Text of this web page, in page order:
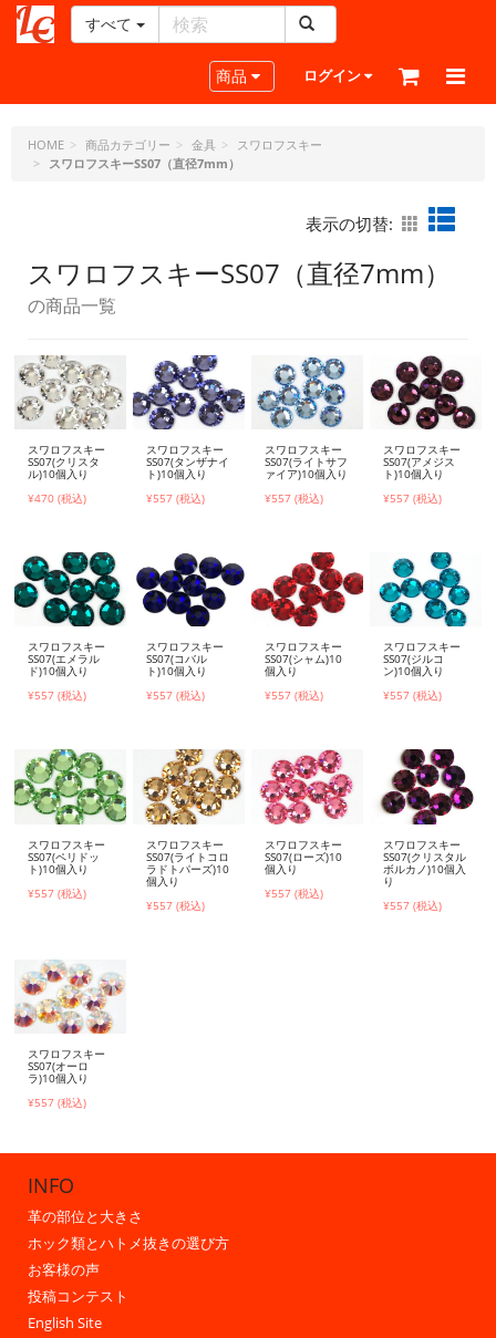
ー
ラ
フ
ト・
ジ
ェ
ピ
ー
すべて
Toggle navigation
商品 ログイン
HOME 商品カテゴリー 金具
スワロフスキー
スワロフスキーSS07（直径7mm）
表示の切替:
スワロフスキーSS07（直径7mm）
の商品一覧
スワロフスキー
SS07(クリスタ
ル)10個入り
¥470 (税込)
スワロフスキー
SS07(タンザナイ
ト)10個入り
¥557 (税込)
スワロフスキー
SS07(ライトサフ
ァイア)10個入り
¥557 (税込)
スワロフスキー
SS07(アメジス
ト)10個入り
¥557 (税込)
スワロフスキー
SS07(エメラル
ド)10個入り
¥557 (税込)
スワロフスキー
SS07(コバル
ト)10個入り
¥557 (税込)
スワロフスキー
SS07(シャム)10
個入り
¥557 (税込)
スワロフスキー
SS07(ジルコ
ン)10個入り
¥557 (税込)
スワロフスキー
SS07(ペリドッ
ト)10個入り
¥557 (税込)
スワロフスキー
SS07(ライトコロ
ラドトパーズ)10
個入り
¥557 (税込)
スワロフスキー
SS07(ローズ)10
個入り
¥557 (税込)
スワロフスキー
SS07(クリスタル
ボルカノ)10個入
り
¥557 (税込)
スワロフスキー
SS07(オーロ
ラ)10個入り
¥557 (税込)
INFO
革の部位と大きさ
ホック類とハトメ抜きの選び方
お客様の声
投稿コンテスト
English Site